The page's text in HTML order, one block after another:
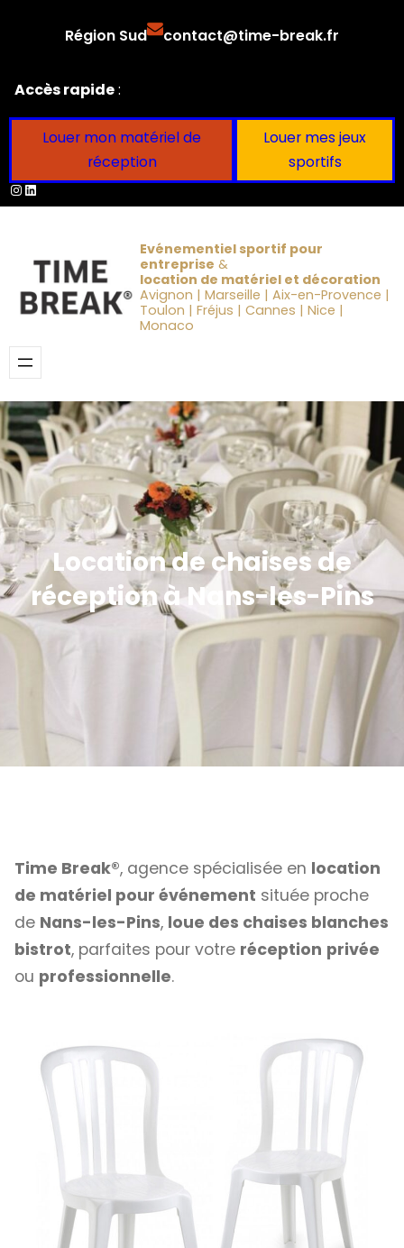
Région Sud contact@time-break.fr
Accès rapide:
Louer mon matériel de
réception
Louer mes jeux
sportifs
Instagram
LinkedIn
Evénementiel sportif pour
entreprise &
location de matériel et décoration
Avignon | Marseille | Aix-en-Provence |
Toulon | Fréjus | Cannes | Nice |
Monaco
Location de chaises de
réception à Nans-les-Pins
Time Break®, agence spécialisée en location
de matériel pour événement située proche
de Nans-les-Pins, loue des chaises blanches
bistrot, parfaites pour votre réception privée
ou professionnelle.